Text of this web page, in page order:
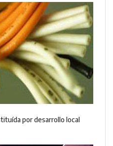
por desarrollo local